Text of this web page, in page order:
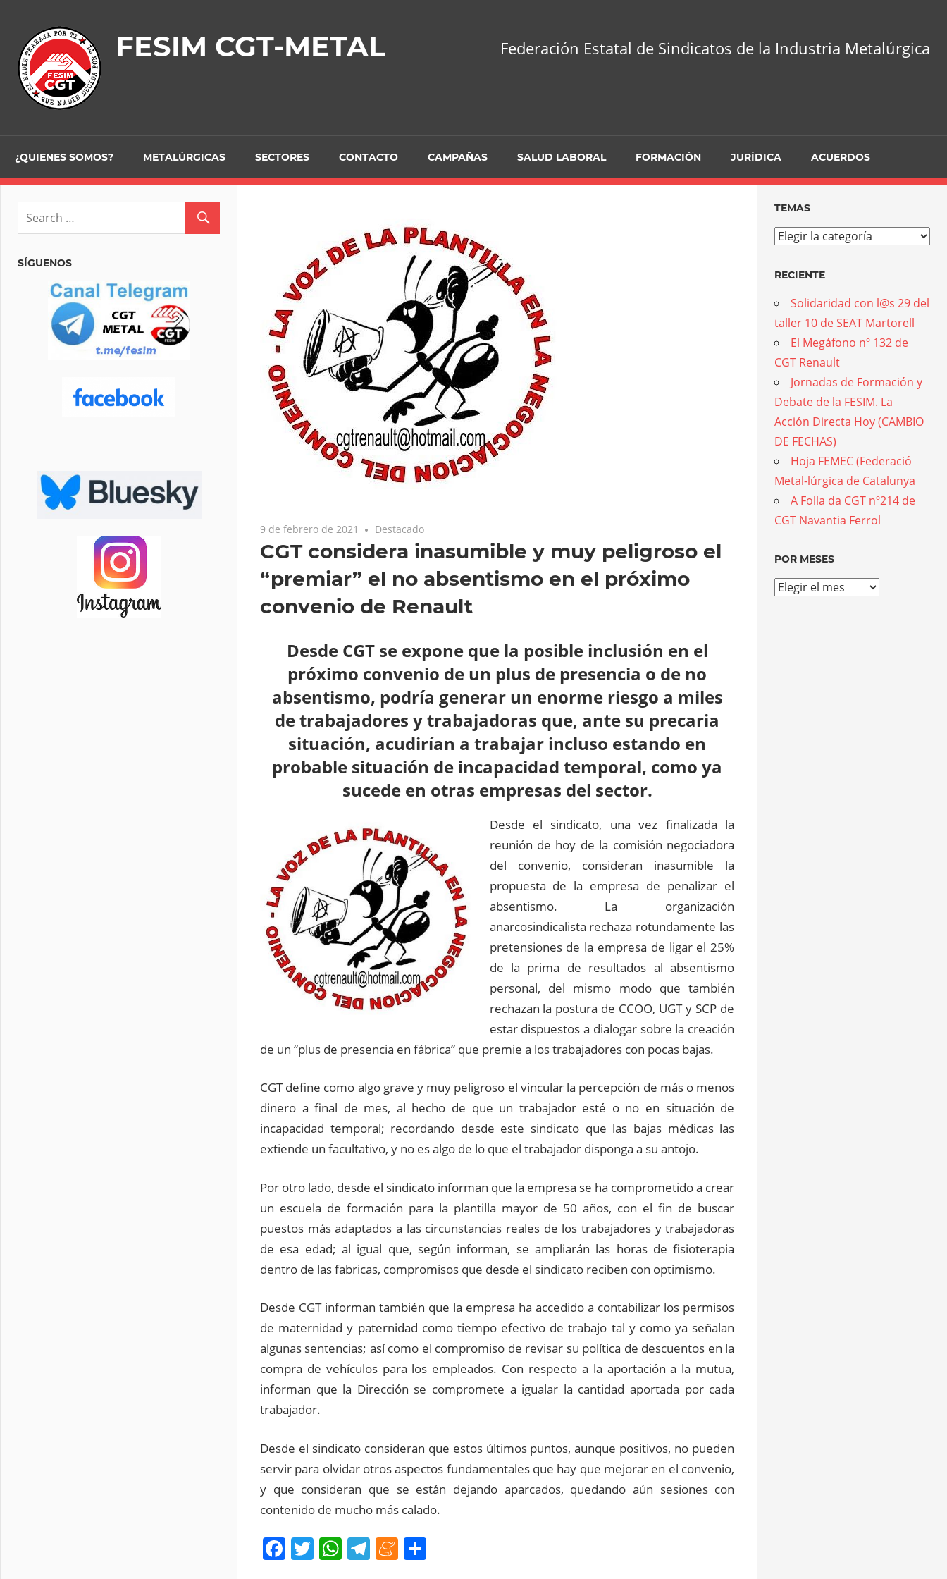
content
FESIM CGT-METAL Federación Estatal de Sindicatos de la Industria Metalúrgica
¿QUIENES SOMOS? METALÚRGICAS SECTORES CONTACTO CAMPAÑAS SALUD LABORAL FORMACIÓN JURÍDICA ACUERDOS
9 de febrero de 2021 Destacado
CGT considera inasumible y muy peligroso el
“premiar” el no absentismo en el próximo
convenio de Renault
Desde CGT se expone que la posible inclusión en el
próximo convenio de un plus de presencia o de no
absentismo, podría generar un enorme riesgo a miles
de trabajadores y trabajadoras que, ante su precaria
situación, acudirían a trabajar incluso estando en
probable situación de incapacidad temporal, como ya
sucede en otras empresas del sector.
Desde el sindicato, una vez finalizada la
reunión de hoy de la comisión negociadora
del convenio, consideran inasumible la
propuesta de la empresa de penalizar el
absentismo. La organización
anarcosindicalista rechaza rotundamente las
pretensiones de la empresa de ligar el 25%
de la prima de resultados al absentismo
personal, del mismo modo que también
rechazan la postura de CCOO, UGT y SCP de
estar dispuestos a dialogar sobre la creación
de un “plus de presencia en fábrica” que premie a los trabajadores con pocas bajas.
CGT define como algo grave y muy peligroso el vincular la percepción de más o menos
dinero a final de mes, al hecho de que un trabajador esté o no en situación de
incapacidad temporal; recordando desde este sindicato que las bajas médicas las
extiende un facultativo, y no es algo de lo que el trabajador disponga a su antojo.
Por otro lado, desde el sindicato informan que la empresa se ha comprometido a crear
un escuela de formación para la plantilla mayor de 50 años, con el fin de buscar
puestos más adaptados a las circunstancias reales de los trabajadores y trabajadoras
de esa edad; al igual que, según informan, se ampliarán las horas de fisioterapia
dentro de las fabricas, compromisos que desde el sindicato reciben con optimismo.
Desde CGT informan también que la empresa ha accedido a contabilizar los permisos
de maternidad y paternidad como tiempo efectivo de trabajo tal y como ya señalan
algunas sentencias; así como el compromiso de revisar su política de descuentos en la
compra de vehículos para los empleados. Con respecto a la aportación a la mutua,
informan que la Dirección se compromete a igualar la cantidad aportada por cada
trabajador.
Desde el sindicato consideran que estos últimos puntos, aunque positivos, no pueden
servir para olvidar otros aspectos fundamentales que hay que mejorar en el convenio,
y que consideran que se están dejando aparcados, quedando aún sesiones con
contenido de mucho más calado.
Facebook
Twitter
WhatsApp
Telegram
Meneame
SÍGUENOS
TEMAS
Temas
RECIENTE
Solidaridad con l@s 29 del
taller 10 de SEAT Martorell
El Megáfono nº 132 de
CGT Renault
Jornadas de Formación y
Debate de la FESIM. La
Acción Directa Hoy (CAMBIO
DE FECHAS)
Hoja FEMEC (Federació
Metal-lúrgica de Catalunya
A Folla da CGT nº214 de
CGT Navantia Ferrol
POR MESES
Por